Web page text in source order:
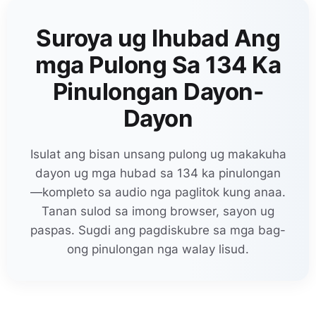
Suroya ug Ihubad Ang
mga Pulong Sa 134 Ka
Pinulongan Dayon-
Dayon
Isulat ang bisan unsang pulong ug makakuha
dayon ug mga hubad sa 134 ka pinulongan
—kompleto sa audio nga paglitok kung anaa.
Tanan sulod sa imong browser, sayon ug
paspas. Sugdi ang pagdiskubre sa mga bag-
ong pinulongan nga walay lisud.